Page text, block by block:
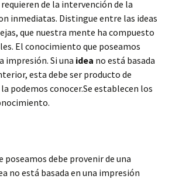
de la intervención de la
inmediatas. Distingue entre las ideas
que nuestra mente ha compuesto
El conocimiento que poseamos
impresión. Si una idea no está basada
esta debe ser producto de
podemos conocer.Se establecen los
poseamos debe provenir de una
no está basada en una impresión